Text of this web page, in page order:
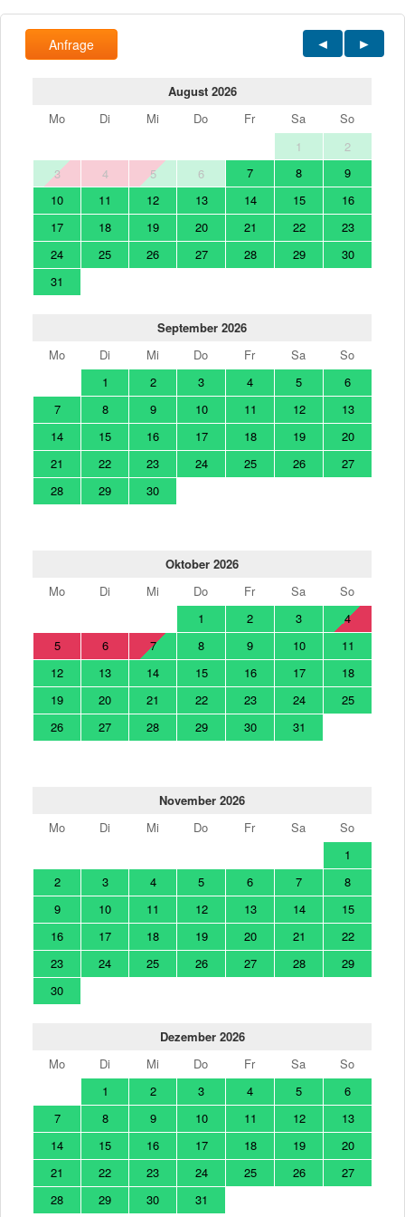
Anfrage
August 2026
Mo
Di Mi Do Fr Sa
So
1
2
3
4 5 6 7 8
9
10
11 12 13 14 15
16
17
18 19 20 21 22
23
24
25 26 27 28 29
30
31
September 2026
Mo
Di Mi Do Fr Sa
So
1
2 3 4 5
6
7
8 9 10 11 12
13
14
15 16 17 18 19
20
21
22 23 24 25 26
27
28
29 30
Oktober 2026
Mo
Di Mi Do Fr Sa
So
1
2 3
4
5
6 7 8 9 10
11
12
13 14 15 16 17
18
19
20 21 22 23 24
25
26
27 28 29 30 31
November 2026
Mo
Di Mi Do Fr Sa
So
1
2
3 4 5 6 7
8
9
10 11 12 13 14
15
16
17 18 19 20 21
22
23
24 25 26 27 28
29
30
Dezember 2026
Mo
Di Mi Do Fr Sa
So
1
2 3 4 5
6
7
8 9 10 11 12
13
14
15 16 17 18 19
20
21
22 23 24 25 26
27
28
29 30 31